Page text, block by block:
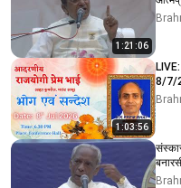
1:21:06
1:03:56
LIVE:
8/7/
संस्कार